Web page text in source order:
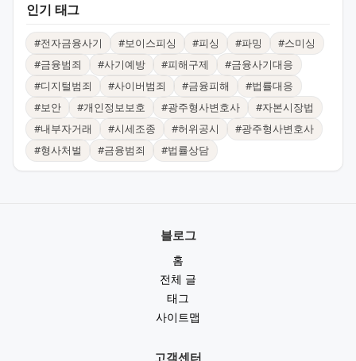
인기 태그
#전자금융사기 #보이스피싱 #피싱 #파밍 #스미싱
#금융범죄 #사기예방 #피해구제 #금융사기대응
#디지털범죄 #사이버범죄 #금융피해 #법률대응
#보안 #개인정보보호 #광주형사변호사 #자본시장법
#내부자거래 #시세조종 #허위공시 #광주형사변호사
#형사처벌 #금융범죄 #법률상담
블로그
홈
전체 글
태그
사이트맵
고객센터